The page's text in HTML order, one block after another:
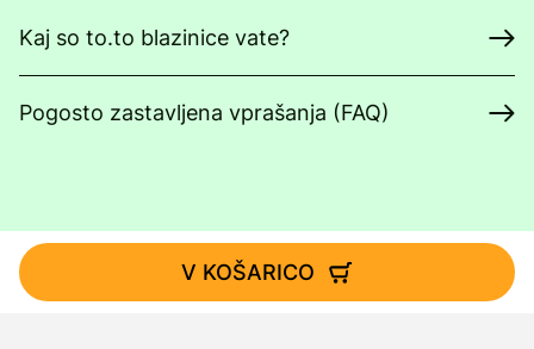
Kaj so to.to blazinice vate?
Pogosto zastavljena vprašanja (FAQ)
V KOŠARICO